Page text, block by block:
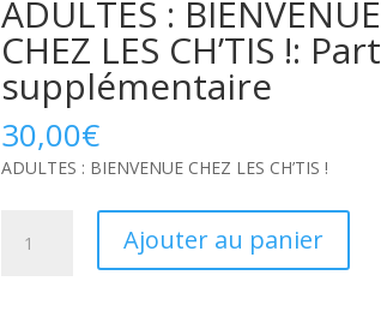
ADULTES : BIENVENUE
CHEZ LES CH’TIS !: Part
supplémentaire
30,00€
ADULTES : BIENVENUE CHEZ LES CH’TIS !
Ajouter au panier